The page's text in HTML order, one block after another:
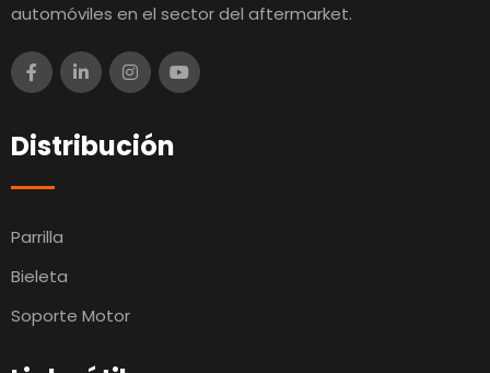
automóviles en el sector del aftermarket.
Distribución
Parrilla
Bieleta
Soporte Motor